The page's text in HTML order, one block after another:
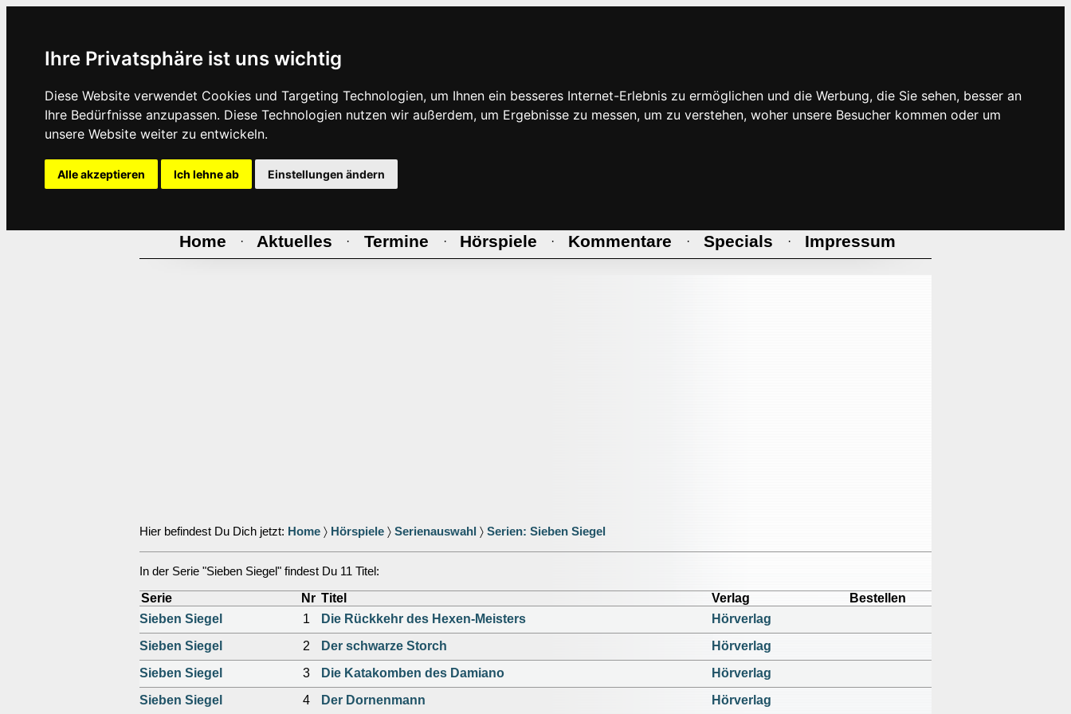
Ihre Privatsphäre ist uns wichtig
Diese Website verwendet Cookies und Targeting Technologien, um Ihnen ein besseres Internet-Erlebnis zu ermöglichen und die Werbung, die Sie sehen, besser an
Ihre Bedürfnisse anzupassen. Diese Technologien nutzen wir außerdem, um Ergebnisse zu messen, um zu verstehen, woher unsere Besucher kommen oder um
unsere Website weiter zu entwickeln.
Alle akzeptieren Ich lehne ab Einstellungen ändern
Home · Aktuelles · Termine · Hörspiele · Kommentare · Specials · Impressum
Hier befindest Du Dich jetzt: Home 〉 Hörspiele 〉 Serienauswahl 〉 Serien: Sieben Siegel
In der Serie "Sieben Siegel" findest Du 11 Titel:
Serie Nr Titel Verlag
Bestellen
Sieben Siegel
1 Die Rückkehr des Hexen-Meisters
Hörverlag
Sieben Siegel
2 Der schwarze Storch
Hörverlag
Sieben Siegel
3 Die Katakomben des Damiano
Hörverlag
Sieben Siegel
4 Der Dornenmann Hörverlag